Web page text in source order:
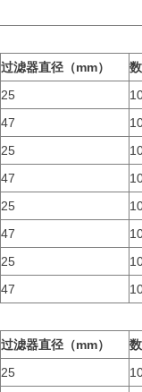
过滤器直径（mm）
25
47
25
47
25
47
25
47
过滤器直径（mm）
25